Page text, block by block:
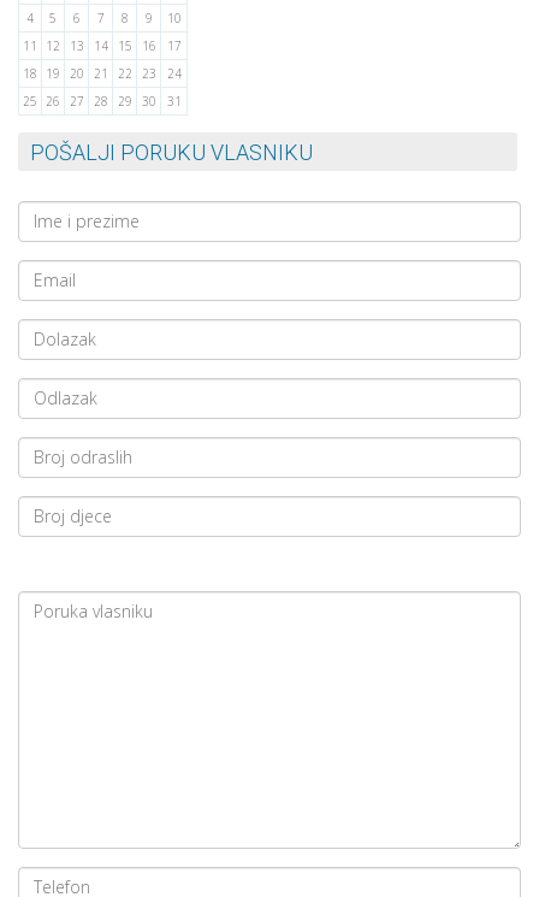
4
5 6 7 8 9
10
11
12 13 14 15 16
17
18
19 20 21 22 23
24
25
26 27 28 29 30 31
POŠALJI PORUKU VLASNIKU